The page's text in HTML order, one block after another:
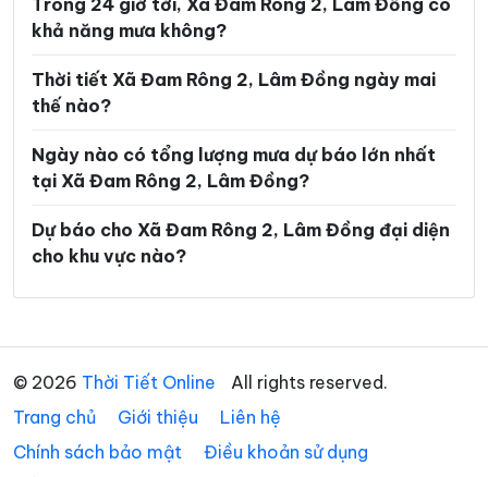
Xã Đông Giang Xã Đồng Kho
Xã Đức An Xã Đức Lập
Xã Đức Linh Xã Đức Trọng
Xã Gia Hiệp Xã Hàm Kiệm
Xã Hàm Liêm Xã Hàm Tân
Xã Hàm Thạnh Xã Hàm Thuận
Xã Hàm Thuận Bắc
Xã Hòa Ninh Xã Hòa Thắng
Xã Ka Đô Xã Kiến Đức
Xã La Dạ
Trong 24 giờ tới, Xã Đam Rông 2, Lâm Đồng có
khả năng mưa không?
Thời tiết Xã Đam Rông 2, Lâm Đồng ngày mai
thế nào?
Ngày nào có tổng lượng mưa dự báo lớn nhất
tại Xã Đam Rông 2, Lâm Đồng?
Dự báo cho Xã Đam Rông 2, Lâm Đồng đại diện
cho khu vực nào?
© 2026 Thời Tiết Online
All rights reserved.
Trang chủ
Giới thiệu
Liên hệ
Chính sách bảo mật
Điều khoản sử dụng